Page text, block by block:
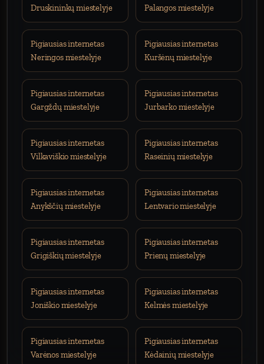
Druskininkų miestelyje
Palangos miestelyje
Pigiausias internetas
Neringos miestelyje
Pigiausias internetas
Kuršėnų miestelyje
Pigiausias internetas
Gargždų miestelyje
Pigiausias internetas
Jurbarko miestelyje
Pigiausias internetas
Vilkaviškio miestelyje
Pigiausias internetas
Raseinių miestelyje
Pigiausias internetas
Anykščių miestelyje
Pigiausias internetas
Lentvario miestelyje
Pigiausias internetas
Grigiškių miestelyje
Pigiausias internetas
Prienų miestelyje
Pigiausias internetas
Joniškio miestelyje
Pigiausias internetas
Kelmės miestelyje
Pigiausias internetas
Varėnos miestelyje
Pigiausias internetas
Kėdainių miestelyje